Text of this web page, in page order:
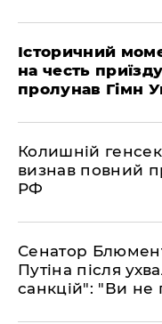
Історичний
на честь
пролунав Гімн
Колишній
визнав повний
РФ
Сенатор
Путіна після
санкцій": "Ви не